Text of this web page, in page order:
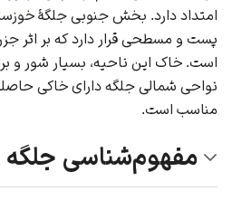
امتداد دارد. بخش جنوبی جلگۀ
پست و مسطحی قرار دارد که بر اثر
است. خاک این ناحیه، بسیار شور و
نواحی شمالی جلگه دارای خاکی
مناسب است.
مفهوم‌شناسی جلگه